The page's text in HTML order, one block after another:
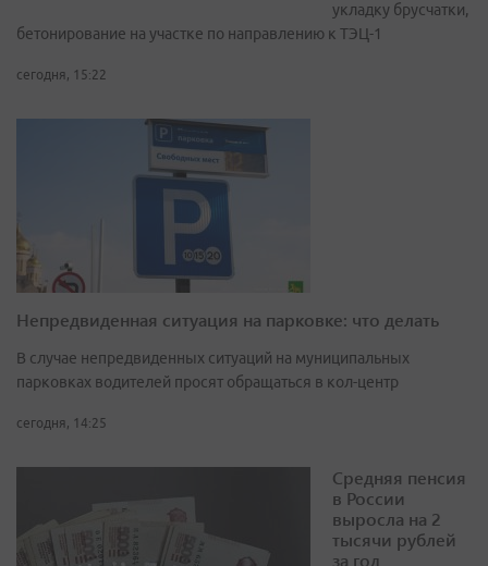
укладку брусчатки,
бетонирование на участке по направлению к ТЭЦ-1
сегодня, 15:22
Непредвиденная ситуация на парковке: что делать
В случае непредвиденных ситуаций на муниципальных
парковках водителей просят обращаться в кол-центр
сегодня, 14:25
Средняя пенсия
в России
выросла на 2
тысячи рублей
за год